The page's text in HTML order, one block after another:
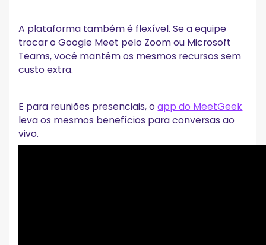
A plataforma também é flexível. Se a equipe
trocar o Google Meet pelo Zoom ou Microsoft
Teams, você mantém os mesmos recursos sem
custo extra.
E para reuniões presenciais, oapp do MeetGeek
leva os mesmos benefícios para conversas ao
vivo.